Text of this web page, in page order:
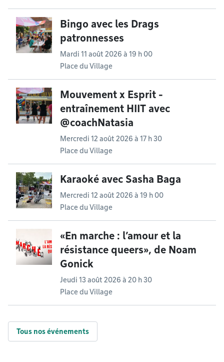
Bingo avec les Drags
patronnesses
Mardi 11 août 2026 à 19 h 00
Place du Village
Mouvement x Esprit -
entraînement HIIT avec
@coachNatasia
Mercredi 12 août 2026 à 17 h 30
Place du Village
Karaoké avec Sasha Baga
Mercredi 12 août 2026 à 19 h 00
Place du Village
«En marche : l’amour et la
résistance queers», de Noam
Gonick
Jeudi 13 août 2026 à 20 h 30
Place du Village
Tous nos événements